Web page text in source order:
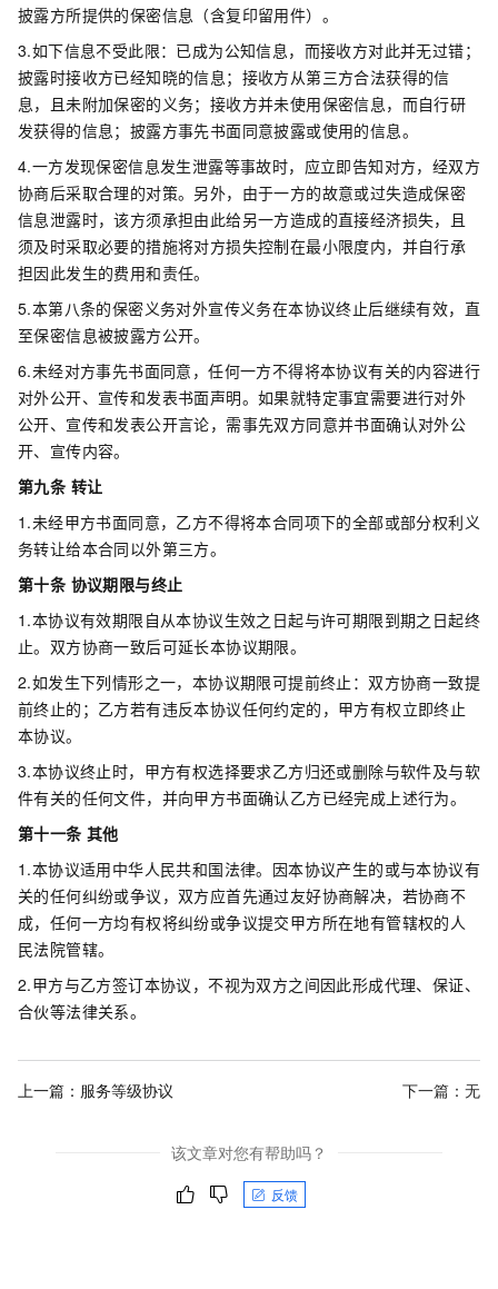
披露方所提供的保密信息（含复印留用件）。
3.如下信息不受此限：已成为公知信息，而接收方对此并无过错；
披露时接收方已经知晓的信息；接收方从第三方合法获得的信
息，且未附加保密的义务；接收方并未使用保密信息，而自行研
发获得的信息；披露方事先书面同意披露或使用的信息。
4.一方发现保密信息发生泄露等事故时，应立即告知对方，经双方
协商后采取合理的对策。另外，由于一方的故意或过失造成保密
信息泄露时，该方须承担由此给另一方造成的直接经济损失，且
须及时采取必要的措施将对方损失控制在最小限度内，并自行承
担因此发生的费用和责任。
5.本第八条的保密义务对外宣传义务在本协议终止后继续有效，直
至保密信息被披露方公开。
6.未经对方事先书面同意，任何一方不得将本协议有关的内容进行
对外公开、宣传和发表书面声明。如果就特定事宜需要进行对外
公开、宣传和发表公开言论，需事先双方同意并书面确认对外公
开、宣传内容。
第九条 转让
1.未经甲方书面同意，乙方不得将本合同项下的全部或部分权利义
务转让给本合同以外第三方。
第十条 协议期限与终止
1.本协议有效期限自从本协议生效之日起与许可期限到期之日起终
止。双方协商一致后可延长本协议期限。
2.如发生下列情形之一，本协议期限可提前终止：双方协商一致提
前终止的；乙方若有违反本协议任何约定的，甲方有权立即终止
本协议。
3.本协议终止时，甲方有权选择要求乙方归还或删除与软件及与软
件有关的任何文件，并向甲方书面确认乙方已经完成上述行为。
第十一条 其他
1.本协议适用中华人民共和国法律。因本协议产生的或与本协议有
关的任何纠纷或争议，双方应首先通过友好协商解决，若协商不
成，任何一方均有权将纠纷或争议提交甲方所在地有管辖权的人
民法院管辖。
2.甲方与乙方签订本协议，不视为双方之间因此形成代理、保证、
合伙等法律关系。
上一篇： 服务等级协议 下一篇：无
该文章对您有帮助吗？
反馈